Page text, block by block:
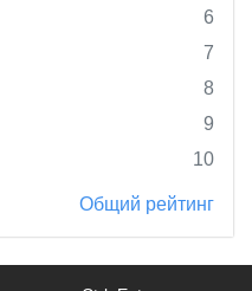
6
7
8
9
10
Общий рейтинг